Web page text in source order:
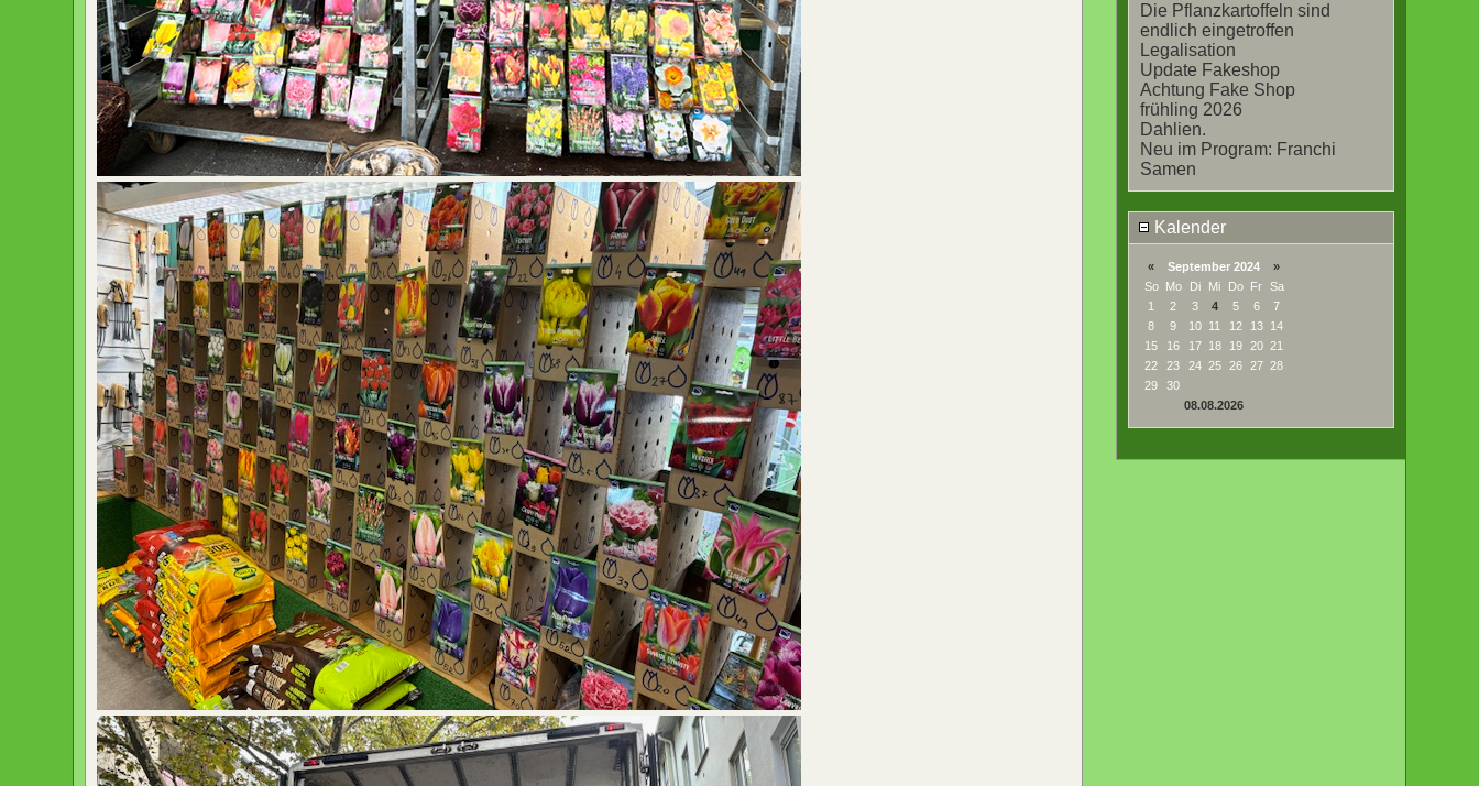
Die Pflanzkartoffeln sind
endlich eingetroffen
Legalisation
Update Fakeshop
Achtung Fake Shop
frühling 2026
Dahlien.
Neu im Program: Franchi
Samen
Kalender
« September 2024
»
So Mo Di Mi Do Fr Sa
1
2 3 4 5 6
7
8
9 10 11 12 13 14
15
16 17 18 19 20 21
22
23 24 25 26 27 28
29
30
08.08.2026